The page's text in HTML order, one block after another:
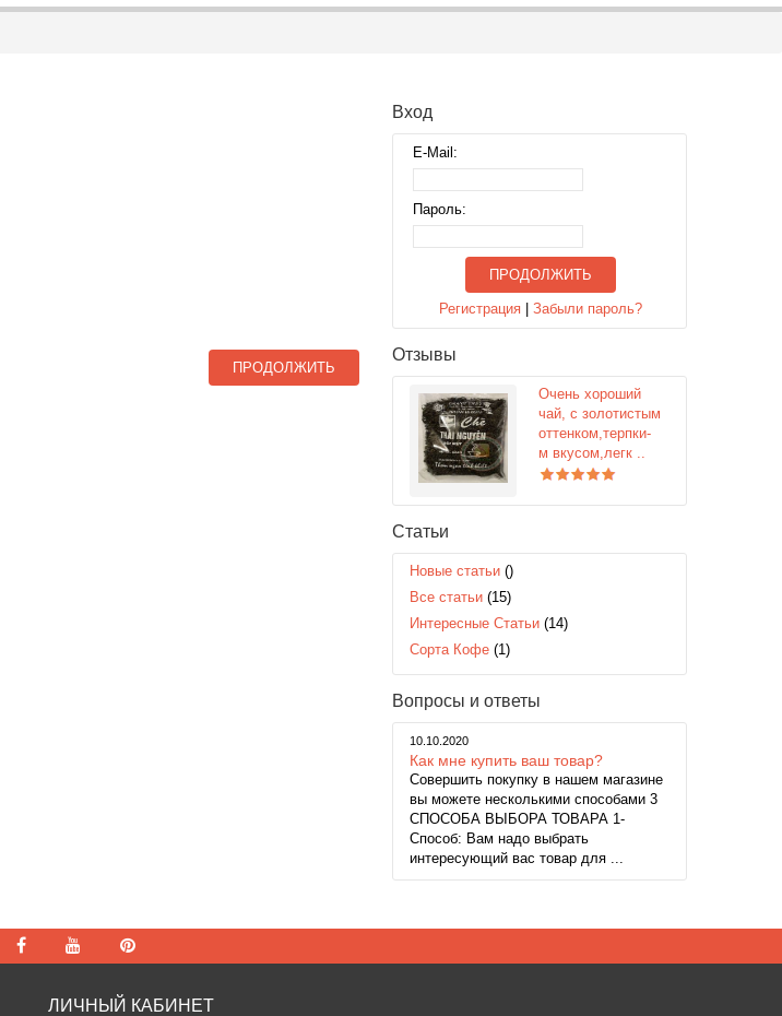
ПРОДОЛЖИТЬ
Вход
E-Mail:
Пароль:
ПРОДОЛЖИТЬ
Регистрация |Забыли пароль?
Отзывы
Очень хороший
чай, с золотистым
оттенком,терпки-
м вкусом,легк ..
Статьи
Новые статьи ()
Все статьи (15)
Интересные Статьи (14)
Сорта Кофе (1)
Вопросы и ответы
10.10.2020
Как мне купить ваш товар?
Совершить покупку в нашем магазине
вы можете несколькими способами 3
СПОСОБА ВЫБОРА ТОВАРА 1-
Способ: Вам надо выбрать
интересующий вас товар для ...
ЛИЧНЫЙ КАБИНЕТ